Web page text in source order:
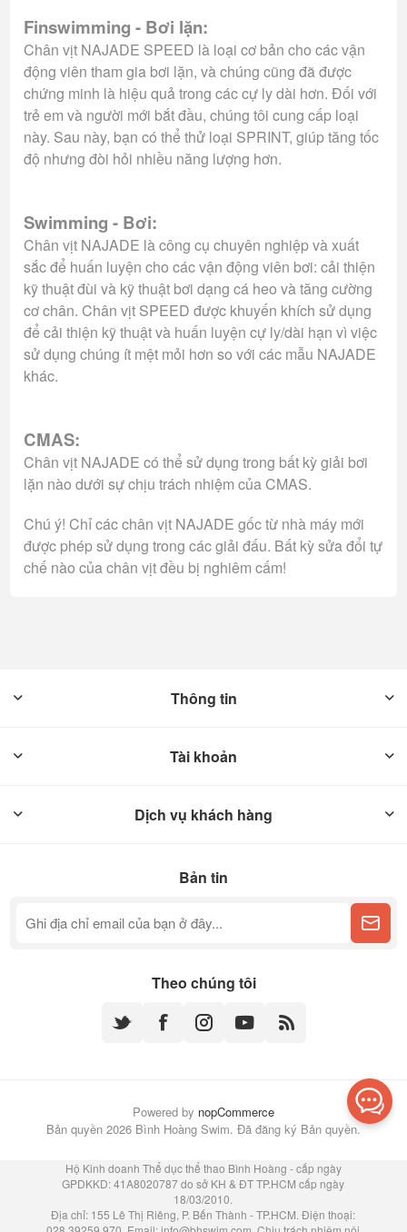
Finswimming - Bơi lặn:
Chân vịt NAJADE SPEED là loại cơ bản cho các vận
động viên tham gia bơi lặn, và chúng cũng đã được
chứng minh là hiệu quả trong các cự ly dài hơn. Đối với
trẻ em và người mới bắt đầu, chúng tôi cung cấp loại
này. Sau này, bạn có thể thử loại SPRINT, giúp tăng tốc
độ nhưng đòi hỏi nhiều năng lượng hơn.
Swimming - Bơi:
Chân vịt NAJADE là công cụ chuyên nghiệp và xuất
sắc để huấn luyện cho các vận động viên bơi: cải thiện
kỹ thuật đùi và kỹ thuật bơi dạng cá heo và tăng cường
cơ chân. Chân vịt SPEED được khuyến khích sử dụng
để cải thiện kỹ thuật và huấn luyện cự ly/dài hạn vì việc
sử dụng chúng ít mệt mỏi hơn so với các mẫu NAJADE
khác.
CMAS:
Chân vịt NAJADE có thể sử dụng trong bất kỳ giải bơi
lặn nào dưới sự chịu trách nhiệm của CMAS.
Chú ý! Chỉ các chân vịt NAJADE gốc từ nhà máy mới
được phép sử dụng trong các giải đấu. Bất kỳ sửa đổi tự
chế nào của chân vịt đều bị nghiêm cấm!
Thông tin
Tài khoản
Dịch vụ khách hàng
Bản tin
Theo chúng tôi
Powered by nopCommerce
Bản quyền 2026 Bình Hoàng Swim. Đã đăng ký Bản quyền.
Hộ Kinh doanh Thể dục thể thao Bình Hoàng - cấp ngày
GPDKKD: 41A8020787 do sở KH & ĐT TP.HCM cấp ngày
18/03/2010.
Địa chỉ: 155 Lê Thị Riêng, P. Bến Thành - TP.HCM. Điện thoại: